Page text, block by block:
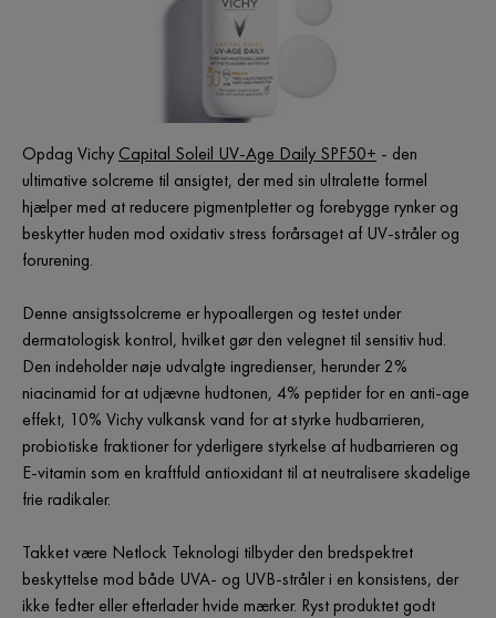
Opdag Vichy Capital Soleil UV-Age Daily SPF50+ - den
ultimative solcreme til ansigtet, der med sin ultralette formel
hjælper med at reducere pigmentpletter og forebygge rynkerog
beskytter huden mod oxidativ stress forårsaget af UV-stråler og
forurening.
Denne ansigtssolcreme er hypoallergen og testet under
dermatologisk kontrol, hvilket gør den velegnet til sensitiv hud.
Den indeholder nøje udvalgte ingredienser, herunder 2%
niacinamid for at udjævne hudtonen, 4% peptider for en anti-age
effekt, 10% Vichy vulkansk vand for at styrke hudbarrieren,
probiotiske fraktioner for yderligere styrkelse af hudbarrieren og
E-vitamin som en kraftfuld antioxidant til at neutralisere skadelige
frie radikaler.
Takket være Netlock Teknologi tilbyder den bredspektret
beskyttelse mod både UVA- og UVB-stråler i en konsistens, der
ikke fedter eller efterlader hvide mærker. Ryst produktet godt